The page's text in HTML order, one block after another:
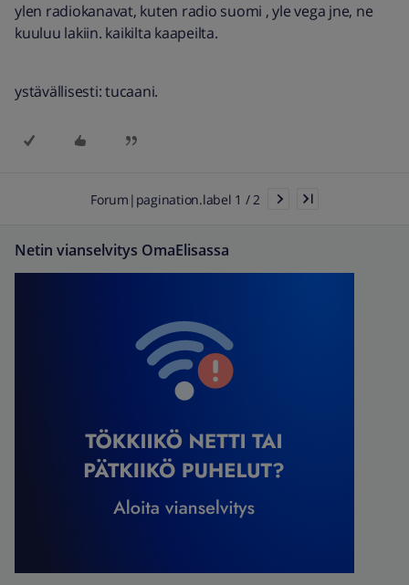
ylen radiokanavat, kuten radio suomi , yle vega jne, ne
kuuluu lakiin. kaikilta kaapeilta.
ystävällisesti: tucaani.
Forum|pagination.label 1 / 2
Netin vianselvitys OmaElisassa